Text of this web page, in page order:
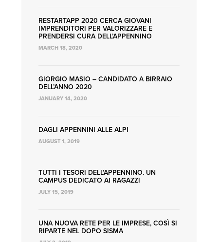
RESTARTAPP 2020 CERCA GIOVANI
IMPRENDITORI PER VALORIZZARE E
PRENDERSI CURA DELL’APPENNINO
MARCH 18, 2020
GIORGIO MASIO – CANDIDATO A BIRRAIO
DELL’ANNO 2020
JANUARY 14, 2020
DAGLI APPENNINI ALLE ALPI
AUGUST 1, 2019
TUTTI I TESORI DELL’APPENNINO. UN
CAMPUS DEDICATO AI RAGAZZI
JULY 15, 2019
UNA NUOVA RETE PER LE IMPRESE, COSÌ SI
RIPARTE NEL DOPO SISMA